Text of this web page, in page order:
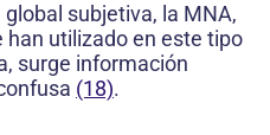
subjetiva, la MNA,
han utilizado en este tipo
surge información
(18).